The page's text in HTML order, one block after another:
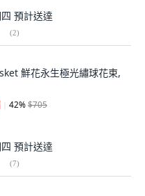
預計送達
(2)
鮮花永生極光繡球花束,
42%$705
預計送達
(7)